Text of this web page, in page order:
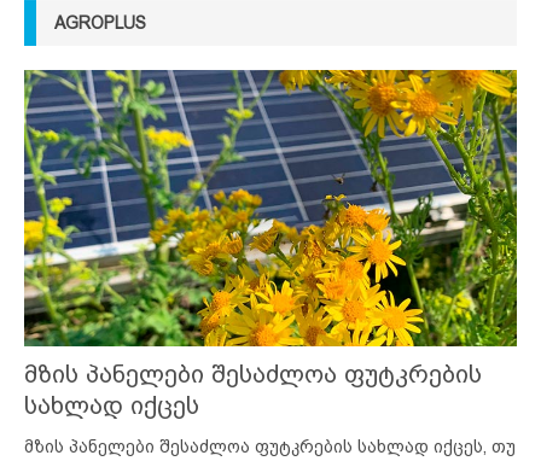
AGROPLUS
მზის პანელები შესაძლოა ფუტკრების
სახლად იქცეს
მზის პანელები შესაძლოა ფუტკრების სახლად იქცეს, თუ